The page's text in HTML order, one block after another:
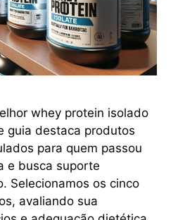
whey protein isolado
guia destaca produtos
para quem passou
e busca suporte
Selecionamos os cinco
avaliando sua